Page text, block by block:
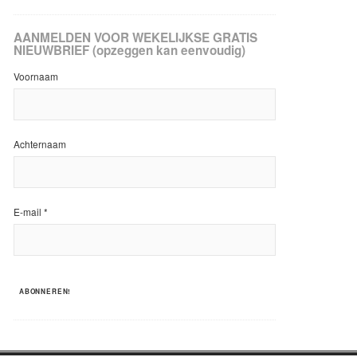
AANMELDEN VOOR WEKELIJKSE GRATIS
NIEUWBRIEF (opzeggen kan eenvoudig)
Voornaam
Achternaam
E-mail *